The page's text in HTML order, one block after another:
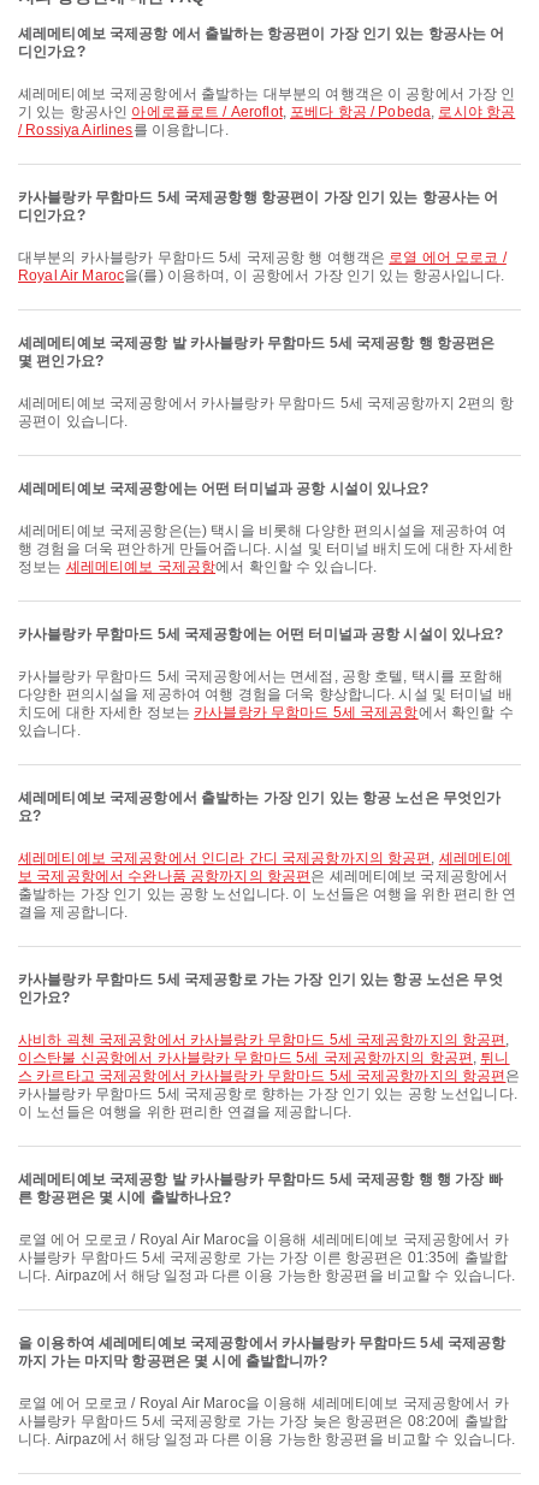
셰레메티예보 국제공항 에서 출발하는 항공편이 가장 인기 있는 항공사는 어
디인가요?
셰레메티예보 국제공항에서 출발하는 대부분의 여행객은 이 공항에서 가장 인
기 있는 항공사인 아에로플로트 / Aeroflot, 포베다 항공 / Pobeda, 로시야 항공
/ Rossiya Airlines를 이용합니다.
카사블랑카 무함마드 5세 국제공항행 항공편이 가장 인기 있는 항공사는 어
디인가요?
대부분의 카사블랑카 무함마드 5세 국제공항 행 여행객은 로열 에어 모로코 /
Royal Air Maroc을(를) 이용하며, 이 공항에서 가장 인기 있는 항공사입니다.
셰레메티예보 국제공항 발 카사블랑카 무함마드 5세 국제공항 행 항공편은
몇 편인가요?
셰레메티예보 국제공항에서 카사블랑카 무함마드 5세 국제공항까지 2편의 항
공편이 있습니다.
셰레메티예보 국제공항에는 어떤 터미널과 공항 시설이 있나요?
셰레메티예보 국제공항은(는) 택시을 비롯해 다양한 편의시설을 제공하여 여
행 경험을 더욱 편안하게 만들어줍니다. 시설 및 터미널 배치도에 대한 자세한
정보는 셰레메티예보 국제공항에서 확인할 수 있습니다.
카사블랑카 무함마드 5세 국제공항에는 어떤 터미널과 공항 시설이 있나요?
카사블랑카 무함마드 5세 국제공항에서는 면세점, 공항 호텔, 택시를 포함해
다양한 편의시설을 제공하여 여행 경험을 더욱 향상합니다. 시설 및 터미널 배
치도에 대한 자세한 정보는카사블랑카 무함마드 5세 국제공항에서 확인할 수
있습니다.
셰레메티예보 국제공항에서 출발하는 가장 인기 있는 항공 노선은 무엇인가
요?
셰레메티예보 국제공항에서 인디라 간디 국제공항까지의 항공편 , 셰레메티예
보 국제공항에서 수완나품 공항까지의 항공편 은 셰레메티예보 국제공항에서
출발하는 가장 인기 있는 공항 노선입니다. 이 노선들은 여행을 위한 편리한 연
결을 제공합니다.
카사블랑카 무함마드 5세 국제공항로 가는 가장 인기 있는 항공 노선은 무엇
인가요?
사비하 괵첸 국제공항에서 카사블랑카 무함마드 5세 국제공항까지의 항공편 ,
이스탄불 신공항에서 카사블랑카 무함마드 5세 국제공항까지의 항공편 ,튀니
스 카르타고 국제공항에서 카사블랑카 무함마드 5세 국제공항까지의 항공편 은
카사블랑카 무함마드 5세 국제공항로 향하는 가장 인기 있는 공항 노선입니다.
이 노선들은 여행을 위한 편리한 연결을 제공합니다.
셰레메티예보 국제공항 발 카사블랑카 무함마드 5세 국제공항 행 행 가장 빠
른 항공편은 몇 시에 출발하나요?
로열 에어 모로코 / Royal Air Maroc을 이용해 셰레메티예보 국제공항에서 카
사블랑카 무함마드 5세 국제공항로 가는 가장 이른 항공편은 01:35에 출발합
니다. Airpaz에서 해당 일정과 다른 이용 가능한 항공편을 비교할 수 있습니다.
을 이용하여 셰레메티예보 국제공항에서 카사블랑카 무함마드 5세 국제공항
까지 가는 마지막 항공편은 몇 시에 출발합니까?
로열 에어 모로코 / Royal Air Maroc을 이용해 셰레메티예보 국제공항에서 카
사블랑카 무함마드 5세 국제공항로 가는 가장 늦은 항공편은 08:20에 출발합
니다. Airpaz에서 해당 일정과 다른 이용 가능한 항공편을 비교할 수 있습니다.